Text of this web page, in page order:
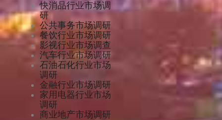
快消品行业市场调
研
公共事务市场调研
餐饮行业市场调研
影视行业市场调查
汽车行业市场调研
石油石化行业市场
调研
金融行业市场调研
家用电器行业市场
调研
商业地产市场调研